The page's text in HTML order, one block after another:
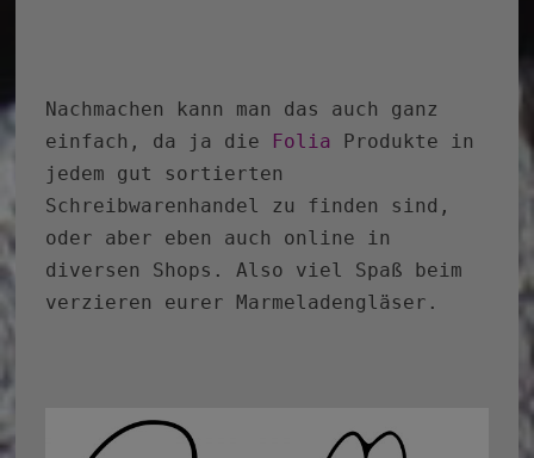
Nachmachen kann man das auch ganz
einfach, da ja die
Folia Produkte in
jedem gut sortierten
Schreibwarenhandel zu finden sind,
oder aber eben auch online in
diversen Shops. Also viel Spaß beim
verzieren eurer Marmeladengläser.